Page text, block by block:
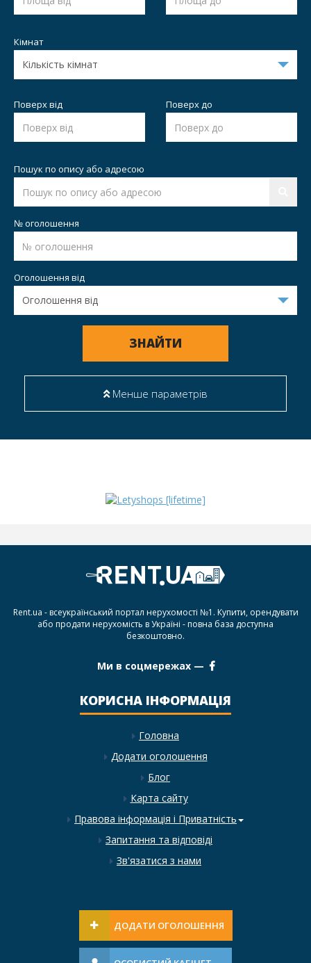
Кімнат
Поверх від Поверх до
Пошук по опису або адресою
№ оголошення
Оголошення від
ЗНАЙТИ
Менше параметрів
Rent.ua - всеукраїнський портал нерухомості №1. Купити, орендувати
або продати нерухомість в Україні - повна база доступна
безкоштовно.
Ми в соцмережах —
КОРИСНА ІНФОРМАЦІЯ
Головна
Додати оголошення
Блог
Карта сайту
Правова інформація і Приватність
Запитання та відповіді
Зв'язатися з нами
ДОДАТИ ОГОЛОШЕННЯ